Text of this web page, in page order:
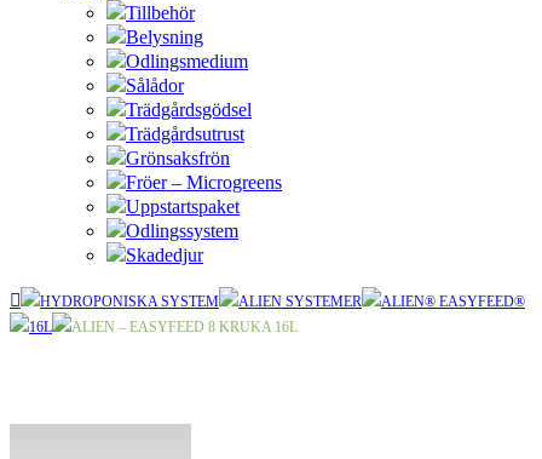
Tillbehör
Belysning
Odlingsmedium
Sålådor
Trädgårdsgödsel
Trädgårdsutrust
Grönsaksfrön
Fröer – Microgreens
Uppstartspaket
Odlingssystem
Skadedjur
HYDROPONISKA SYSTEM ALIEN SYSTEMER
ALIEN® EASYFEED®
16L
ALIEN – EASYFEED 8 KRUKA 16L